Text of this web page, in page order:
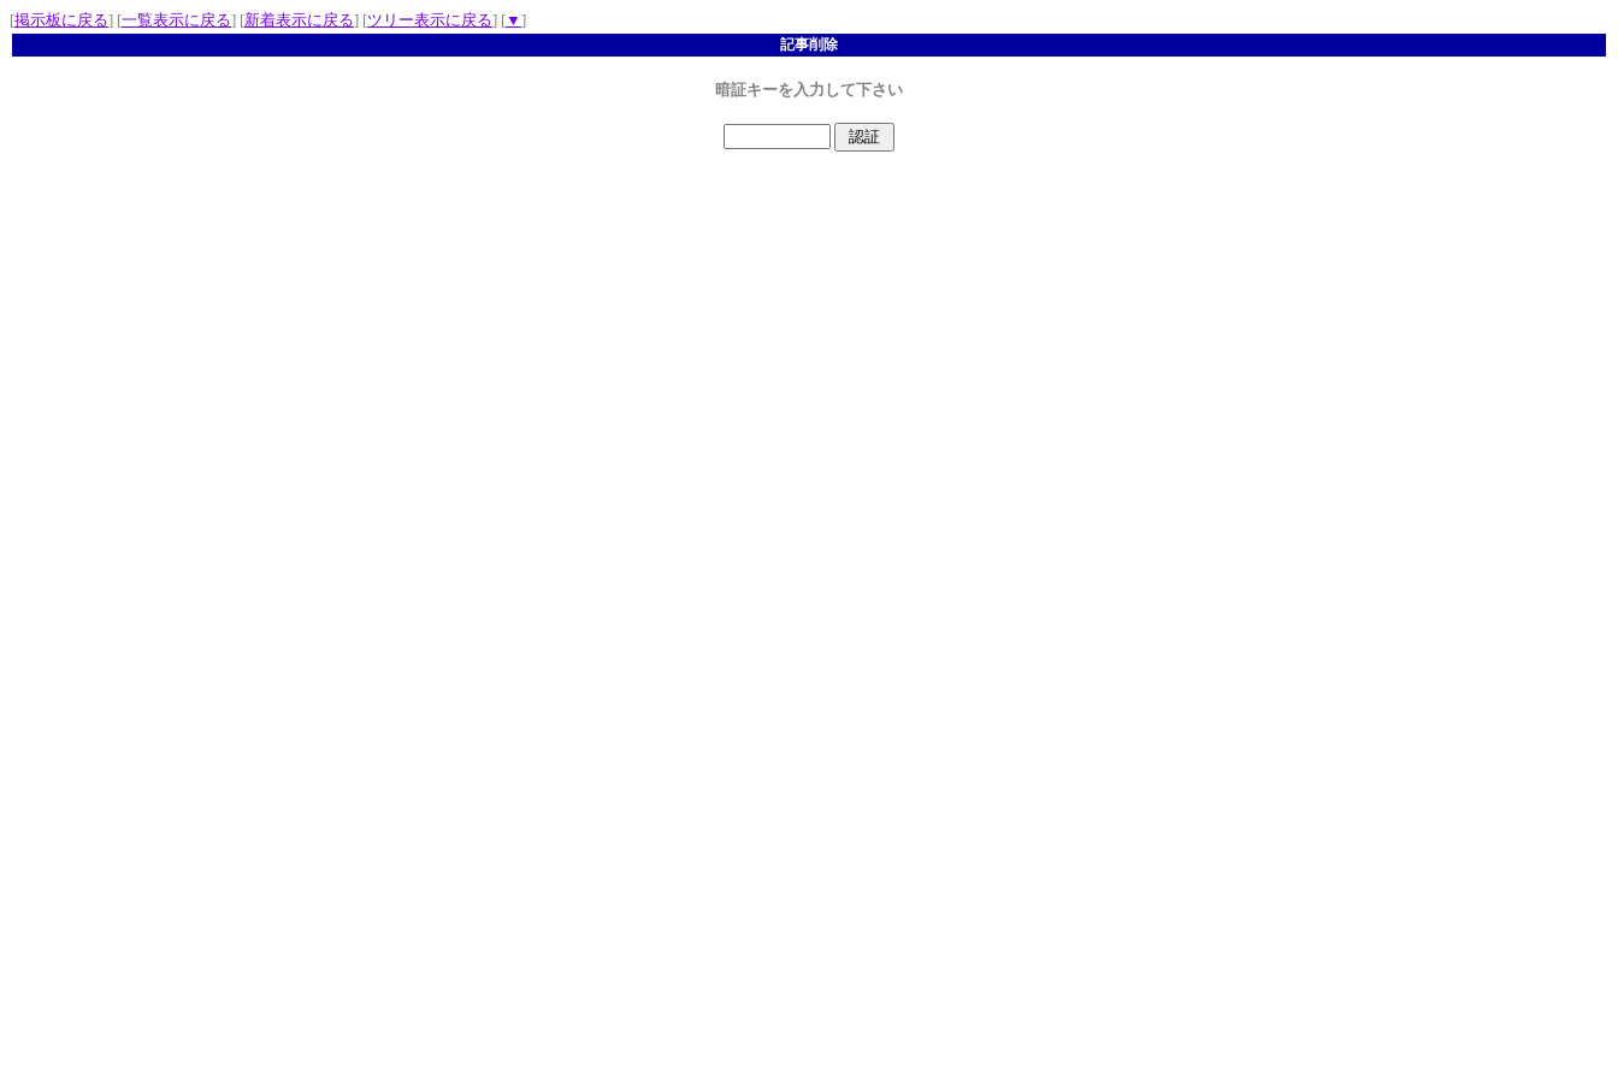
[掲示板に戻る] [一覧表示に戻る] [新着表示に戻る] [ツリー表示に戻る] [▼ ]
記事削除
暗証キーを入力して下さい